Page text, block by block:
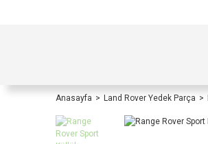
Anasayfa Land Rover Yedek Parça